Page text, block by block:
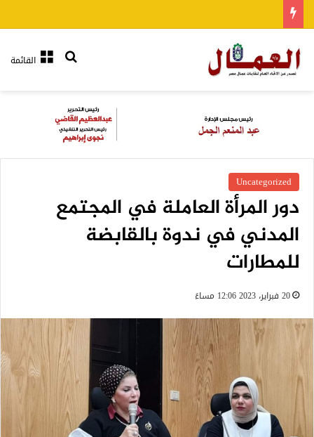
القائمةبحث عن
Uncategorized
دور المرأة العاملة في المجتمع
المدني في ندوة بالقابضة
للمطارات
20 فبراير، 2023 12:06 مساءً